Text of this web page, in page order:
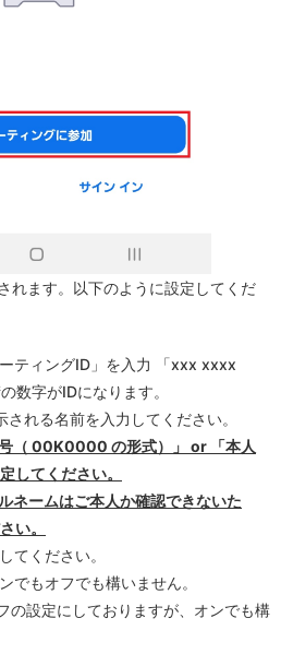
れます。以下のように設定してくだ
ティングID」を入力 「xxx xxxx
字がIDになります。
れる名前を入力してください。
（ 00K0000 の形式）」 or 「本人
してください。
ネームはご本人か確認できないた
い。
ください。
もオフでも構いません。
の設定にしておりますが、オンでも構